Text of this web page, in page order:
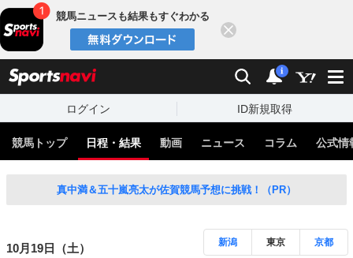
競馬ニュースも結果もすぐわかる
検索 通知
i
ログイン ID新規取得
競馬トップ 日程・結果 動画 ニュース コラム 公式情
真中満＆五十嵐亮太が佐賀競馬予想に挑戦！（PR）
10月19日（土） 新潟 東京 京都